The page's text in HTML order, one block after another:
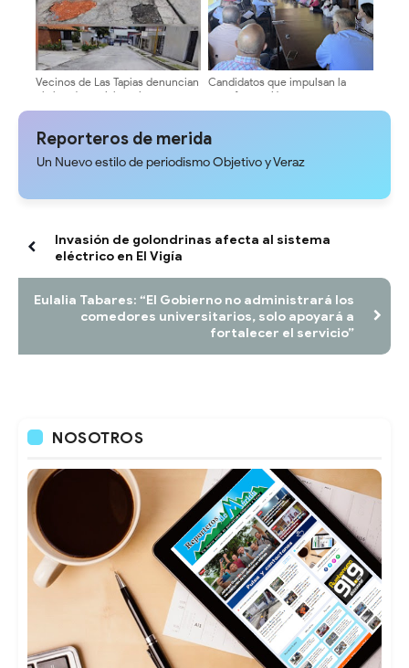
Vecinos de Las Tapias denuncian
el abandono vial y exigen
asfaltado urgente
Candidatos que impulsan la
transformación avanzan en su
agenda de encuentros
Reporteros de merida
Un Nuevo estilo de periodismo Objetivo y Veraz
Invasión de golondrinas afecta al sistema
eléctrico en El Vigía
Eulalia Tabares: “El Gobierno no administrará los
comedores universitarios, solo apoyará a
fortalecer el servicio”
NOSOTROS